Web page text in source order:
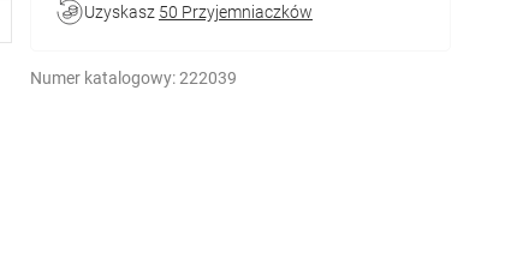
Uzyskasz 50 Przyjemniaczków
Numer katalogowy:222039